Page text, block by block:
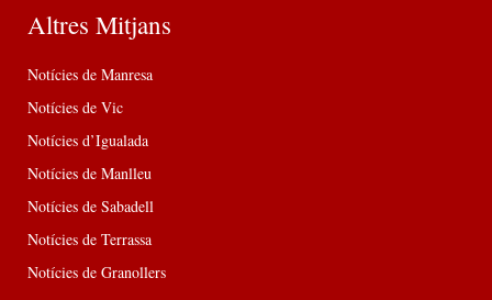
Altres Mitjans
Notícies de Manresa
Notícies de Vic
Notícies d’Igualada
Notícies de Manlleu
Notícies de Sabadell
Notícies de Terrassa
Notícies de Granollers